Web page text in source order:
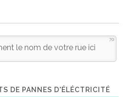
70
DE PANNES D'ÉLÉCTRICITÉ